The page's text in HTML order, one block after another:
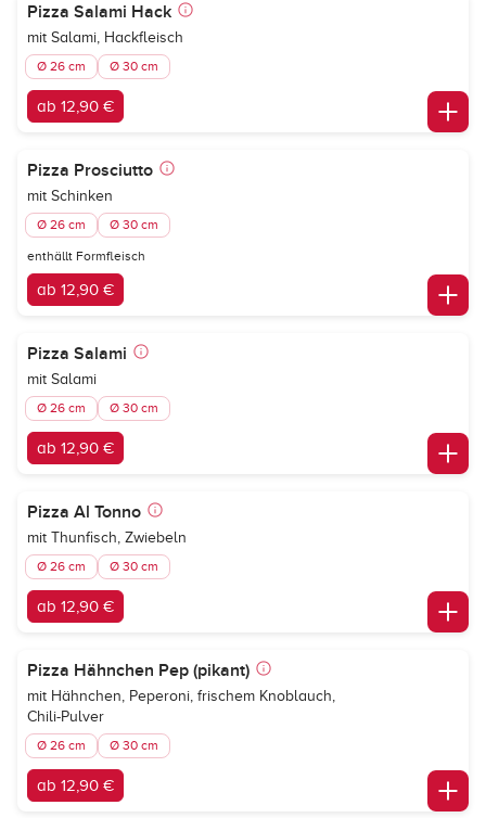
Pizza Salami Hack
mit Salami, Hackfleisch
Ø 26 cm Ø 30 cm
ab 12,90 €
Pizza Prosciutto
mit Schinken
Ø 26 cm Ø 30 cm
enthällt Formfleisch
ab 12,90 €
Pizza Salami
mit Salami
Ø 26 cm Ø 30 cm
ab 12,90 €
Pizza Al Tonno
mit Thunfisch, Zwiebeln
Ø 26 cm Ø 30 cm
ab 12,90 €
Pizza Hähnchen Pep (pikant)
mit Hähnchen, Peperoni, frischem Knoblauch,
Chili-Pulver
Ø 26 cm Ø 30 cm
ab 12,90 €